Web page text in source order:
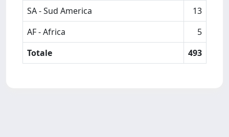
SA - Sud America
13
AF - Africa
5
Totale
493